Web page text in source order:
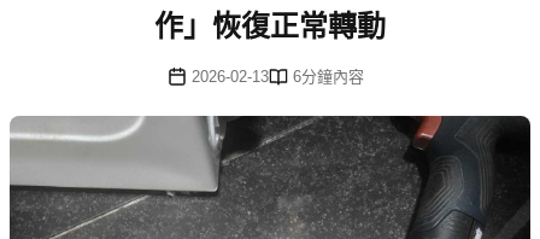
作」恢復正常轉動
2026-02-13 6分鐘內容